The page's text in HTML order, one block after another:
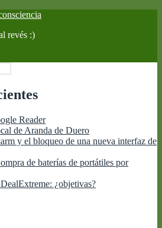
revés :)
Reader
de Aranda de Duero
y el bloqueo de una nueva interfaz de
de baterías de portátiles por
¿objetivas?